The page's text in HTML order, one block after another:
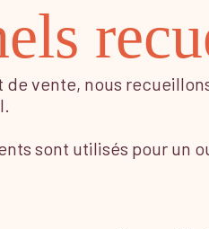
de vente, nous
sont utilisés pour un